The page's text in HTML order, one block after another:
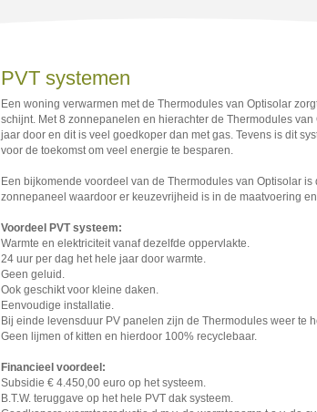
PVT systemen
Een woning verwarmen met de Thermodules van Optisolar
schijnt. Met 8 zonnepanelen en hierachter de Thermodules
jaar door en dit is veel goedkoper dan met gas. Tevens is dit
voor de toekomst om veel energie te besparen.
Een bijkomende voordeel van de Thermodules van Optisolar
zonnepaneel waardoor er keuzevrijheid is in de maatvoering
Voordeel PVT systeem:
Warmte en elektriciteit vanaf dezelfde oppervlakte.
24 uur per dag het hele jaar door warmte.
Geen geluid.
Ook geschikt voor kleine daken.
Eenvoudige installatie.
Bij einde levensduur PV panelen zijn de Thermodules weer te
Geen lijmen of kitten en hierdoor 100% recyclebaar.
Financieel voordeel:
Subsidie € 4.450,00 euro op het systeem.
B.T.W. teruggave op het hele PVT dak systeem.